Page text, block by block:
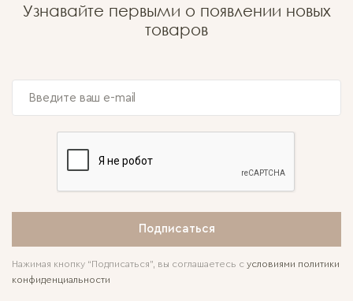
Узнавайте первыми о появлении новых
товаров
Подписаться
Нажимая кнопку “Подписаться”, вы соглашаетесь с условиями политики
конфиденциальности